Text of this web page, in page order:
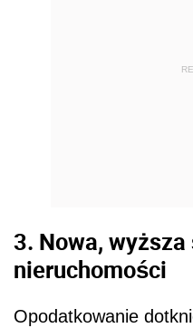
3. Nowa,
nieruchomości
Opodatkowanie